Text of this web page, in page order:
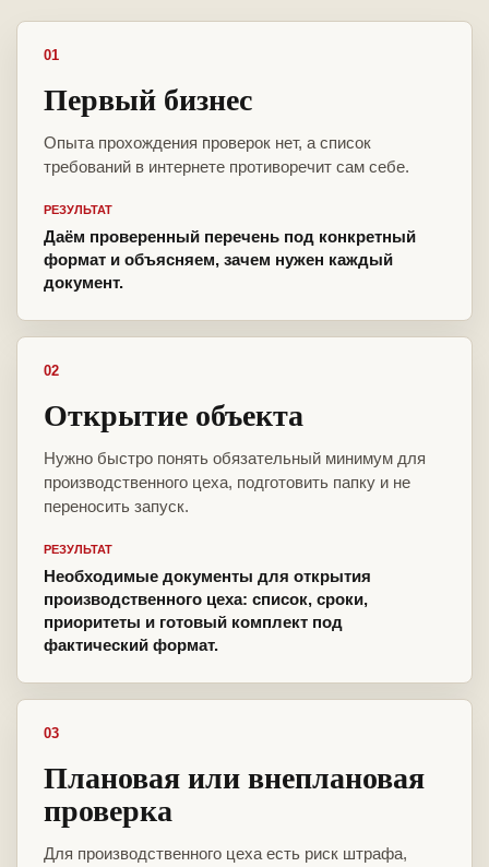
01
Первый бизнес
Опыта прохождения проверок нет, а список
требований в интернете противоречит сам себе.
РЕЗУЛЬТАТ
Даём проверенный перечень под конкретный
формат и объясняем, зачем нужен каждый
документ.
02
Открытие объекта
Нужно быстро понять обязательный минимум для
производственного цеха, подготовить папку и не
переносить запуск.
РЕЗУЛЬТАТ
Необходимые документы для открытия
производственного цеха: список, сроки,
приоритеты и готовый комплект под
фактический формат.
03
Плановая или внеплановая
проверка
Для производственного цеха есть риск штрафа,